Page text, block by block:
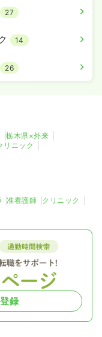
27
14
26
栃木県×外来
リニック
准看護師
クリニック
録